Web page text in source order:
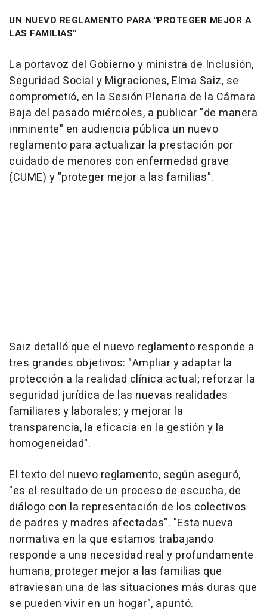
UN NUEVO REGLAMENTO PARA "PROTEGER MEJOR A
LAS FAMILIAS"
La portavoz del Gobierno y ministra de Inclusión,
Seguridad Social y Migraciones, Elma Saiz, se
comprometió, en la Sesión Plenaria de la Cámara
Baja del pasado miércoles, a publicar "de manera
inminente" en audiencia pública un nuevo
reglamento para actualizar la prestación por
cuidado de menores con enfermedad grave
(CUME) y "proteger mejor a las familias".
Saiz detalló que el nuevo reglamento responde a
tres grandes objetivos: "Ampliar y adaptar la
protección a la realidad clínica actual; reforzar la
seguridad jurídica de las nuevas realidades
familiares y laborales; y mejorar la
transparencia, la eficacia en la gestión y la
homogeneidad".
El texto del nuevo reglamento, según aseguró,
"es el resultado de un proceso de escucha, de
diálogo con la representación de los colectivos
de padres y madres afectadas". "Esta nueva
normativa en la que estamos trabajando
responde a una necesidad real y profundamente
humana, proteger mejor a las familias que
atraviesan una de las situaciones más duras que
se pueden vivir en un hogar", apuntó.